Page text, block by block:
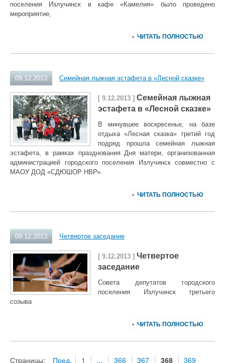
поселения Излучинск в кафе «Камелия» было проведено
мероприятие,
ЧИТАТЬ ПОЛНОСТЬЮ
09.12.2013 Семейная лыжная эстафета в «Лесной сказке»
[ 9.12.2013 ] Семейная лыжная
эстафета в «Лесной сказке»
В минувшее воскресенье, на базе
отдыха «Лесная сказка» третий год
подряд прошла семейная лыжная
эстафета, в рамках празднования Дня матери, организованная
администрацией городского поселения Излучинск совместно с
МАОУ ДОД «СДЮШОР НВР».
ЧИТАТЬ ПОЛНОСТЬЮ
09.12.2013 Четвертое заседание
[ 9.12.2013 ] Четвертое
заседание
Совета депутатов городского
поселения Излучинск третьего
созыва
ЧИТАТЬ ПОЛНОСТЬЮ
Страницы: Пред. 1 ... 366 367 368 369